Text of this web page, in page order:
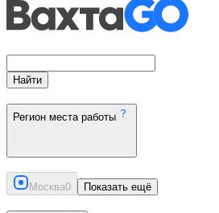
Найти
Регион места работы
Москва0 Показать ещё